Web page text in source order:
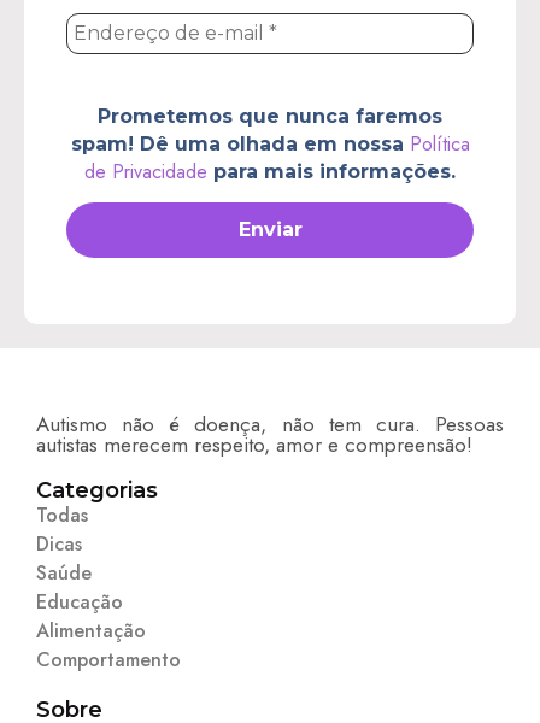
Endereço
de
e-
Prometemos que nunca faremos
spam! Dê uma olhada em nossa Política
de Privacidade para mais informações.
Autismo não é doença, não tem cura. Pessoas
autistas merecem respeito, amor e compreensão!
Categorias
Todas
Dicas
Saúde
Educação
Alimentação
Comportamento
Sobre